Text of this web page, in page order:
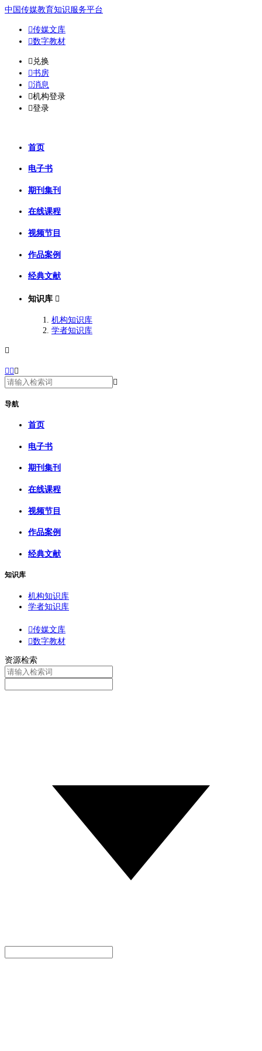
中国传媒教育知识服务平台
传媒文库
数字教材
𐈈 兑换
书房
消息
机构登录
登录
首页
电子书
期刊集刊
在线课程
视频节目
作品案例
经典文献
知识库 
机构知识库
学者知识库



导航
首页
电子书
期刊集刊
在线课程
视频节目
作品案例
经典文献
知识库
机构知识库
学者知识库
传媒文库
数字教材
资源检索